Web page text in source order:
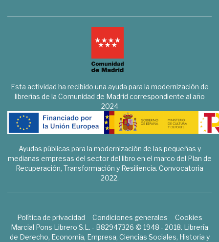
Esta actividad ha recibido una ayuda para la modernización de
librerías de la Comunidad de Madrid correspondiente al año
2024
Ayudas públicas para la modernización de las pequeñas y
medianas empresas del sector del libro en el marco del Plan de
Recuperación, Transformación y Resiliencia. Convocatoria
2022.
Política de privacidad Condiciones generales
Cookies
Marcial Pons Librero S.L. - B82947326 © 1948 - 2018. Librería
de Derecho, Economía, Empresa, Ciencias Sociales, Historia y